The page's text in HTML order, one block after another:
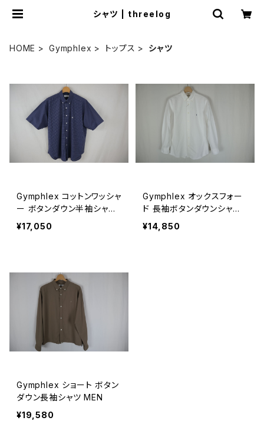
シャツ | threelog
HOME Gymphlex トップス シャツ
Gymphlex コットンワッシャ
ー ボタンダウン半袖シャツ
CHECK MEN
¥17,050
Gymphlex オックスフォー
ド 長袖ボタンダウンシャツ
SOLID MEN
¥14,850
Gymphlex ショート ボタン
ダウン長袖シャツ MEN
¥19,580